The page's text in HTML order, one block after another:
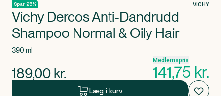
Spar 25% VICHY
Vichy Dercos Anti-Dandrudd
Shampoo Normal & Oily Hair
390 ml
189,00 kr.
Medlemspris
141,75 kr.
Læg i kurv